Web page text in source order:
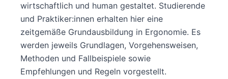
wirtschaftlich und human gestaltet. Studierende
und Praktiker:innen erhalten hier eine
zeitgemäße Grundausbildung in Ergonomie. Es
werden jeweils Grundlagen, Vorgehensweisen,
Methoden und Fallbeispiele sowie
Empfehlungen und Regeln vorgestellt.